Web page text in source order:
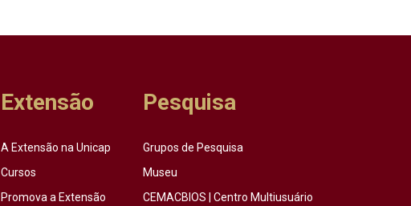
Extensão
A Extensão na Unicap
Cursos
Promova a Extensão
Pesquisa
Grupos de Pesquisa
Museu
CEMACBIOS | Centro Multiusuário